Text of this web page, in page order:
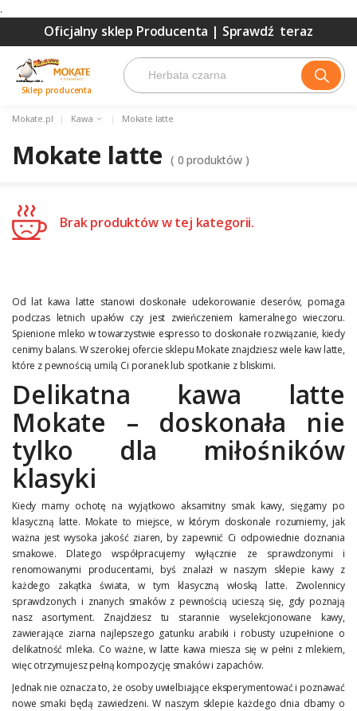
.
Oficjalny sklep Producenta | Sprawdź teraz
Sklep producenta
Mokate.pl | Kawa | Mokate latte
Mokate latte ( 0 produktów )
Brak produktów w tej kategorii.
Od lat kawa latte stanowi doskonałe udekorowanie deserów, pomaga
podczas letnich upałów czy jest zwieńczeniem kameralnego wieczoru.
Spienione mleko w towarzystwie espresso to doskonałe rozwiązanie, kiedy
cenimy balans. W szerokiej ofercie sklepu Mokate znajdziesz wiele kaw latte,
które z pewnością umilą Ci poranek lub spotkanie z bliskimi.
Delikatna kawa latte
Mokate – doskonała nie
tylko dla miłośników
klasyki
Kiedy mamy ochotę na wyjątkowo aksamitny smak kawy, sięgamy po
klasyczną latte. Mokate to miejsce, w którym doskonale rozumiemy, jak
ważna jest wysoka jakość ziaren, by zapewnić Ci odpowiednie doznania
smakowe. Dlatego współpracujemy wyłącznie ze sprawdzonymi i
renomowanymi producentami, byś znalazł w naszym sklepie kawy z
każdego zakątka świata, w tym klasyczną włoską latte. Zwolennicy
sprawdzonych i znanych smaków z pewnością ucieszą się, gdy poznają
nasz asortyment. Znajdziesz tu starannie wyselekcjonowane kawy,
zawierające ziarna najlepszego gatunku arabiki i robusty uzupełnione o
delikatność mleka. Co ważne, w latte kawa miesza się w pełni z mlekiem,
więc otrzymujesz pełną kompozycję smaków i zapachów.
Jednak nie oznacza to, że osoby uwielbiające eksperymentować i poznawać
nowe smaki będą zawiedzeni. W naszym sklepie każdego dnia dbamy o